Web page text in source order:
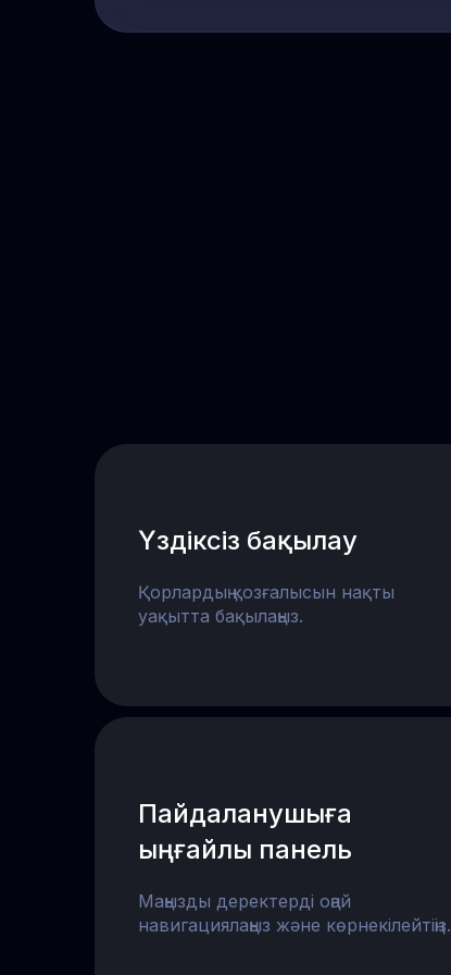
Үздіксіз бақылау
Қорлардың қозғалысын нақты
уақытта бақылаңыз.
Пайдаланушыға
ыңғайлы панель
Маңызды деректерді оңай
навигациялаңыз және көрнекілейтіңіз.